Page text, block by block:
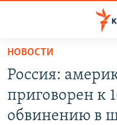
Вернуться
основному
содержанию
Вернутся
ГРУЗ 200
ВОДА
НОВОСТИ
Россия:
приговорен к
обвинению в